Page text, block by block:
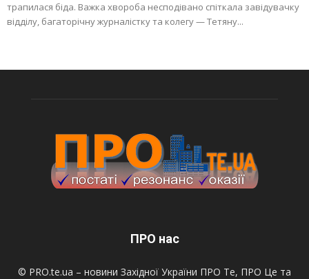
трапилася біда. Важка хвороба несподівано спіткала завідувачку
відділу, багаторічну журналістку та колегу — Тетяну...
ПРО нас
© PRO.te.ua – новини Західної України ПРО Те, ПРО Це та